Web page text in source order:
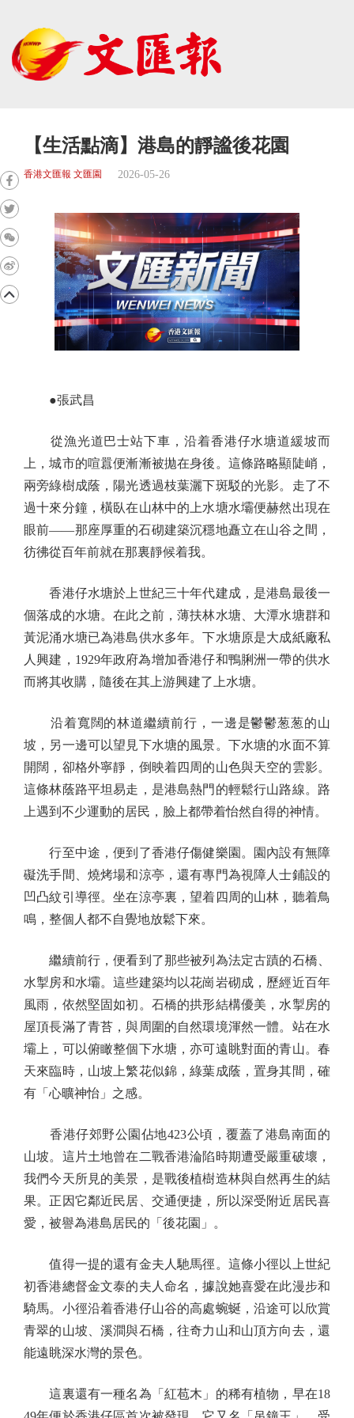
【生活點滴】港島的靜謐後花園
香港文匯報 文匯園 2026-05-26
●張武昌
從漁光道巴士站下車，沿着香港仔水塘道緩坡而
上，城市的喧囂便漸漸被拋在身後。這條路略顯陡峭，
兩旁綠樹成蔭，陽光透過枝葉灑下斑駁的光影。走了不
過十來分鐘，橫臥在山林中的上水塘水壩便赫然出現在
眼前——那座厚重的石砌建築沉穩地矗立在山谷之間，
彷彿從百年前就在那裏靜候着我。
香港仔水塘於上世紀三十年代建成，是港島最後一
個落成的水塘。在此之前，薄扶林水塘、大潭水塘群和
黃泥涌水塘已為港島供水多年。下水塘原是大成紙廠私
人興建，1929年政府為增加香港仔和鴨脷洲一帶的供水
而將其收購，隨後在其上游興建了上水塘。
沿着寬闊的林道繼續前行，一邊是鬱鬱葱葱的山
坡，另一邊可以望見下水塘的風景。下水塘的水面不算
開闊，卻格外寧靜，倒映着四周的山色與天空的雲影。
這條林蔭路平坦易走，是港島熱門的輕鬆行山路線。路
上遇到不少運動的居民，臉上都帶着怡然自得的神情。
行至中途，便到了香港仔傷健樂園。園內設有無障
礙洗手間、燒烤場和涼亭，還有專門為視障人士鋪設的
凹凸紋引導徑。坐在涼亭裏，望着四周的山林，聽着鳥
鳴，整個人都不自覺地放鬆下來。
繼續前行，便看到了那些被列為法定古蹟的石橋、
水掣房和水壩。這些建築均以花崗岩砌成，歷經近百年
風雨，依然堅固如初。石橋的拱形結構優美，水掣房的
屋頂長滿了青苔，與周圍的自然環境渾然一體。站在水
壩上，可以俯瞰整個下水塘，亦可遠眺對面的青山。春
天來臨時，山坡上繁花似錦，綠葉成蔭，置身其間，確
有「心曠神怡」之感。
香港仔郊野公園佔地423公頃，覆蓋了港島南面的
山坡。這片土地曾在二戰香港淪陷時期遭受嚴重破壞，
我們今天所見的美景，是戰後植樹造林與自然再生的結
果。正因它鄰近民居、交通便捷，所以深受附近居民喜
愛，被譽為港島居民的「後花園」。
值得一提的還有金夫人馳馬徑。這條小徑以上世紀
初香港總督金文泰的夫人命名，據說她喜愛在此漫步和
騎馬。小徑沿着香港仔山谷的高處蜿蜒，沿途可以欣賞
青翠的山坡、溪澗與石橋，往奇力山和山頂方向去，還
能遠眺深水灣的景色。
這裏還有一種名為「紅苞木」的稀有植物，早在18